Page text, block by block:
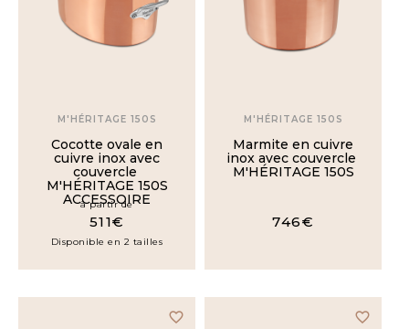
25cm
26cm
28cm
M'HÉRITAGE 150S
Cocotte ovale en
cuivre inox avec
couvercle
M'HÉRITAGE 150S
ACCESSOIRE
à partir de
511€
Disponible en 2 tailles
M'HÉRITAGE 150S
Marmite en cuivre
inox avec couvercle
M'HÉRITAGE 150S
746€
favorite_border favorite_border